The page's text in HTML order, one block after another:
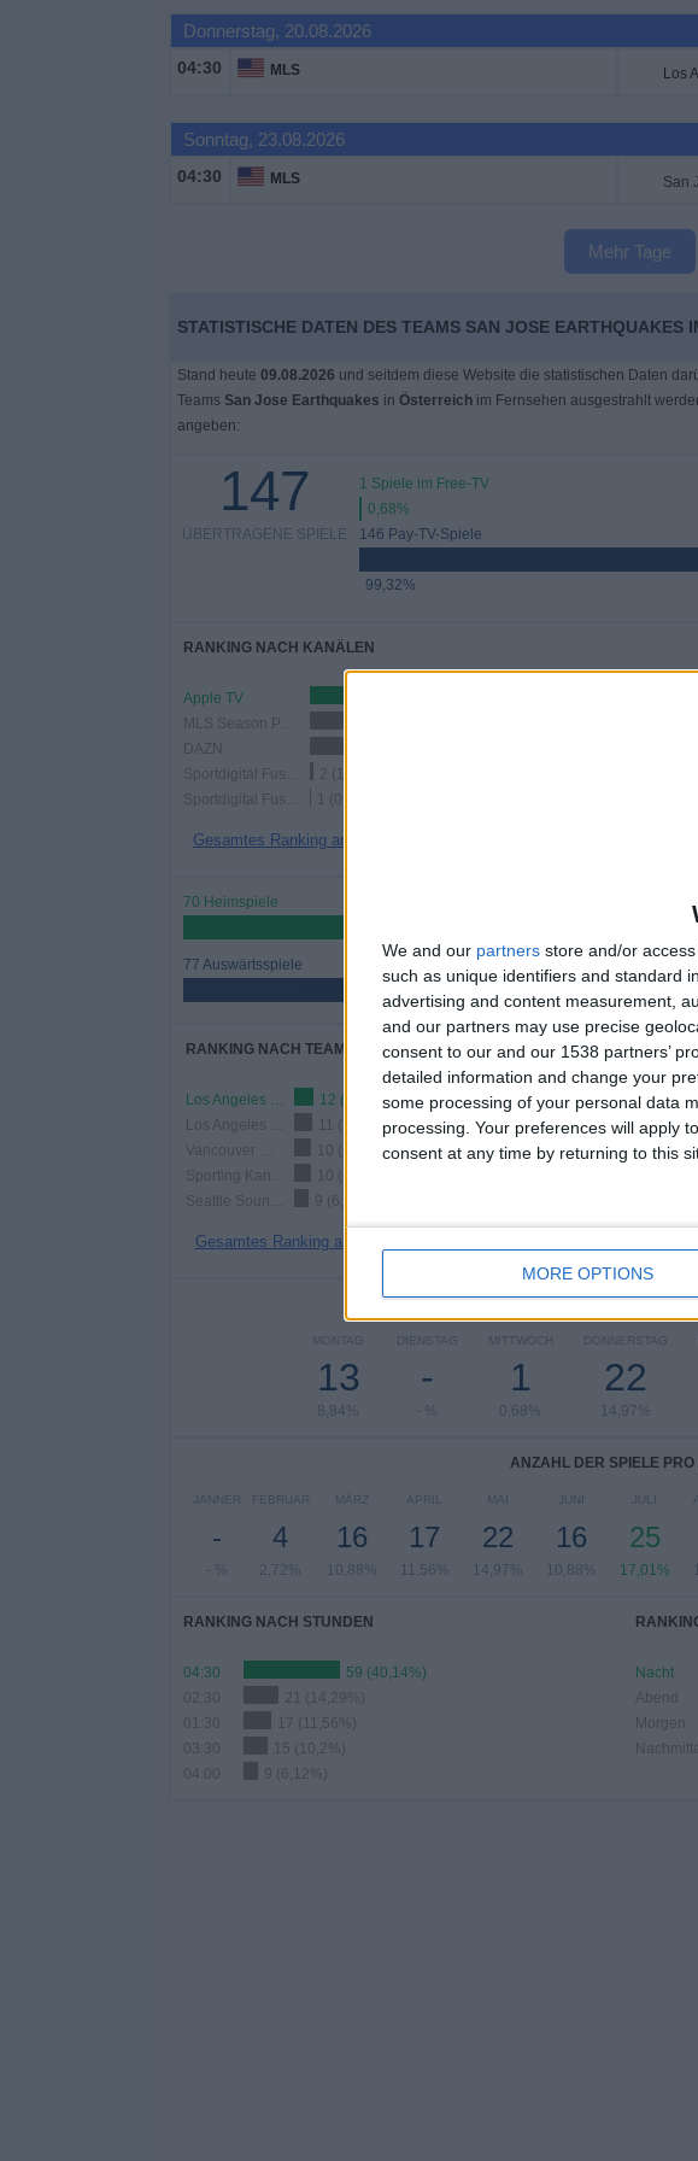
We and our partners store and/or
such as unique identifiers and standard
advertising and content measurement,
and our partners may use precise
consent to our and our 1538 partners’
detailed information and change your
some processing of your personal data
processing. Your preferences will apply
consent at any time by returning to this
MORE OPTIONS
Donnerstag, 20.08.2026
04:30 MLS
Sonntag, 23.08.2026
04:30 MLS
Mehr Tage
STATISTISCHE DATEN DES TEAMS SAN JOSE EARTHQUAKES
Stand heute 09.08.2026 und seitdem diese Website die statistischen Daten
Teams San Jose Earthquakes in Österreichim Fernsehen ausgestrahlt
angeben:
147
ÜBERTRAGENE SPIELE
1 Spiele im Free-TV
0,68%
146 Pay-TV-Spiele
99,32%
RANKING NACH KANÄLEN
Apple TV
DAZN
2 (1,36%)
1 (0,68%)
Gesamtes Ranking anzeigen
70 Heimspiele
77 Auswärtsspiele
RANKING NACH TEAMS
Los Angeles FC
12 (8,16%)
11 (7,48%)
10 (6,8%)
10 (6,8%)
9 (6,12%)
Gesamtes Ranking anzeigen
MLS
Leagues
ANZAHL DER SPIELE PRO
MONTAG
13
8,84%
DIENSTAG
-
- %
MITTWOCH
1
0,68%
DONNERSTAG
22
14,97%
ANZAHL DER SPIELE PRO
JÄNNER
-
- %
FEBRUAR
4
2,72%
MÄRZ
16
10,88%
APRIL
17
11,56%
MAI
22
14,97%
JUNI
16
10,88%
JULI
25
17,01%
RANKING NACH STUNDEN
04:30
59 (40,14%)
02:30
21 (14,29%)
01:30
17 (11,56%)
03:30
15 (10,2%)
9 (6,12%)
Nacht
Abend
Morgen